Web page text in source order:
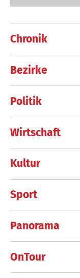
Chronik
Bezirke
Politik
Wirtschaft
Kultur
Sport
Panorama
OnTour